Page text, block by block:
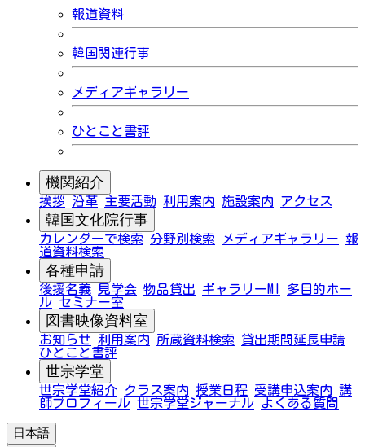
報道資料
韓国関連行事
メディアギャラリー
ひとこと書評
機関紹介
挨拶 沿革 主要活動 利用案内 施設案内 アクセス
韓国文化院行事
カレンダーで検索 分野別検索 メディアギャラリー 報
道資料検索
各種申請
後援名義 見学会 物品貸出 ギャラリーMI
多目的ホー
ル セミナー室
図書映像資料室
お知らせ 利用案内 所蔵資料検索
貸出期間延長申請
ひとこと書評
世宗学堂
世宗学堂紹介 クラス案内 授業日程 受講申込案内 講
師プロフィール 世宗学堂ジャーナル よくある質問
日本語